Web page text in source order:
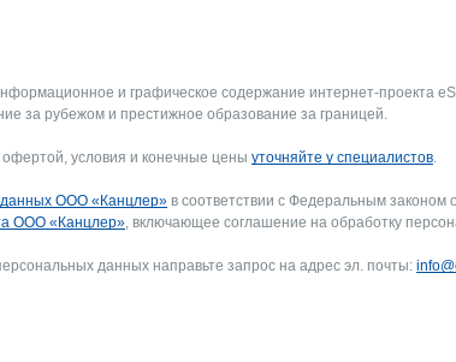
и графическое содержание интернет-проекта
за рубежом и престижное образование за границей.
условия и конечные цены уточняйте у специалистов.
данных ООО «Канцлер» в соответствии с Федеральным
ООО «Канцлер», включающее соглашение на обработку
данных направьте запрос на адрес эл. почты: